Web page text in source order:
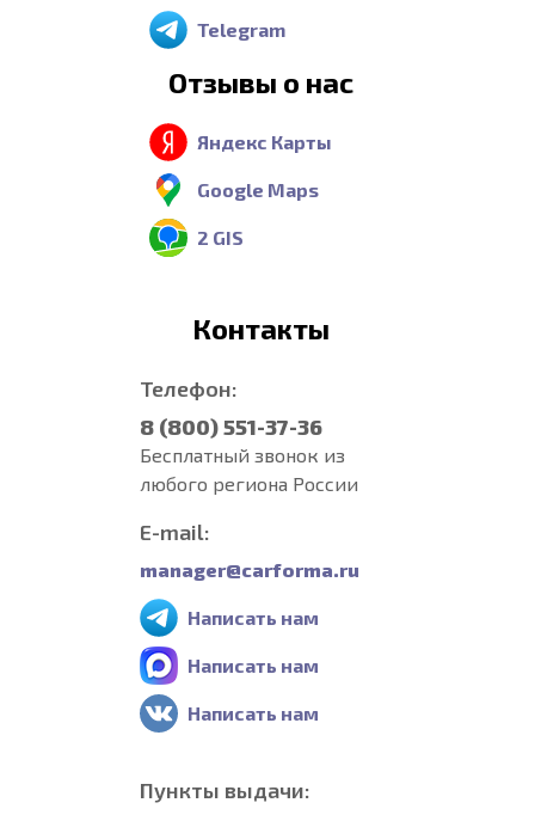
Telegram
Отзывы о нас
Яндекс Карты
Google Maps
2 GIS
Контакты
Телефон:
8 (800) 551-37-36
Бесплатный звонок из
любого региона России
E-mail:
manager@carforma.ru
Написать нам
Написать нам
Написать нам
Пункты выдачи: